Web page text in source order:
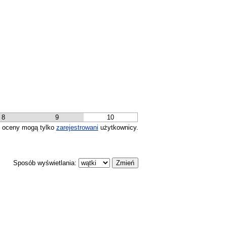
8 9
10
oceny mogą tylko zarejestrowani użytkownicy.
Sposób wyświetlania: